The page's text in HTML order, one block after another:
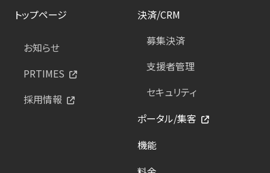
トップページ
お知らせ
PRTIMES
採用情報
決済/CRM
募集決済
支援者管理
セキュリティ
ポータル/集客
機能